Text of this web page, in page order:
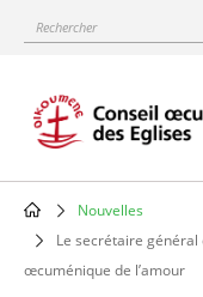
content
Rechercher
Main
navigation
Nouvelles
Le secrétaire général
œcuménique de l’amour